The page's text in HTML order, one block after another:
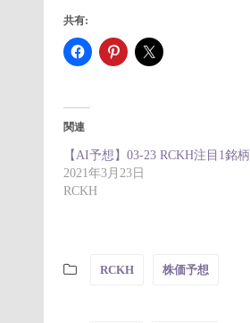
共有:
関連
【AI予想】03-23 RCKH注目1銘柄
2021年3月23日
RCKH
RCKH 株価予想